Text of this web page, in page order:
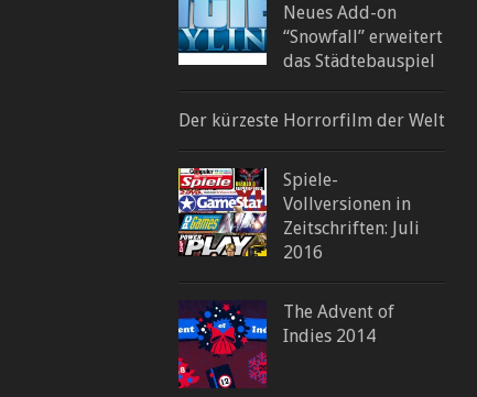
Neues Add-on
“Snowfall” erweitert
das Städtebauspiel
Der kürzeste Horrorfilm der Welt
Spiele-
Vollversionen in
Zeitschriften: Juli
2016
The Advent of
Indies 2014